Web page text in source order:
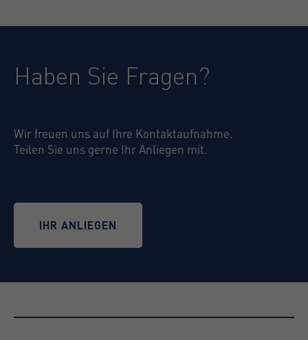
Haben Sie Fragen?
Wir freuen uns auf Ihre Kontaktaufnahme.
Teilen Sie uns gerne Ihr Anliegen mit.
IHR ANLIEGEN